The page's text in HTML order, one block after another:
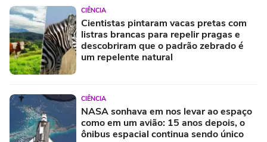
CIÊNCIA
Cientistas pintaram vacas pretas com
listras brancas para repelir pragas e
descobriram que o padrão zebrado é
um repelente natural
CIÊNCIA
NASA sonhava em nos levar ao espaço
como em um avião: 15 anos depois, o
ônibus espacial continua sendo único